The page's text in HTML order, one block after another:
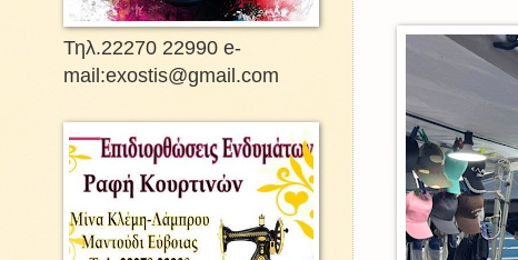
Τηλ.22270 22990 e-
mail:exostis@gmail.com